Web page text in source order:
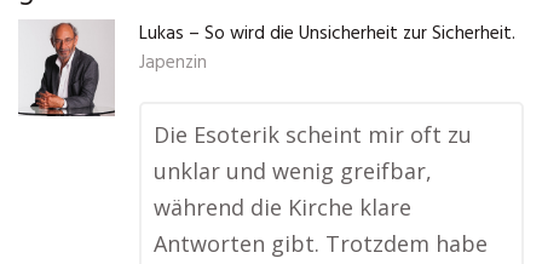
Lukas – So wird die Unsicherheit zur Sicherheit.
Japenzin
Die Esoterik scheint mir oft zu
unklar und wenig greifbar,
während die Kirche klare
Antworten gibt. Trotzdem habe